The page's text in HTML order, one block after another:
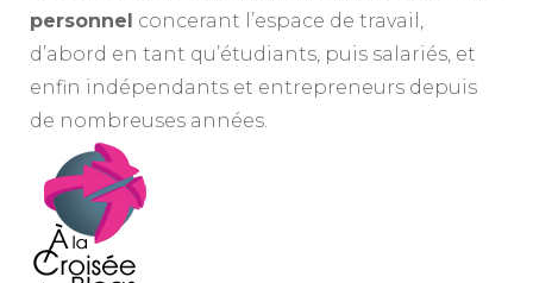
personnel concerant l’espace de travail,
d’abord en tant qu’étudiants, puis salariés, et
enfin indépendants et entrepreneurs depuis
de nombreuses années.